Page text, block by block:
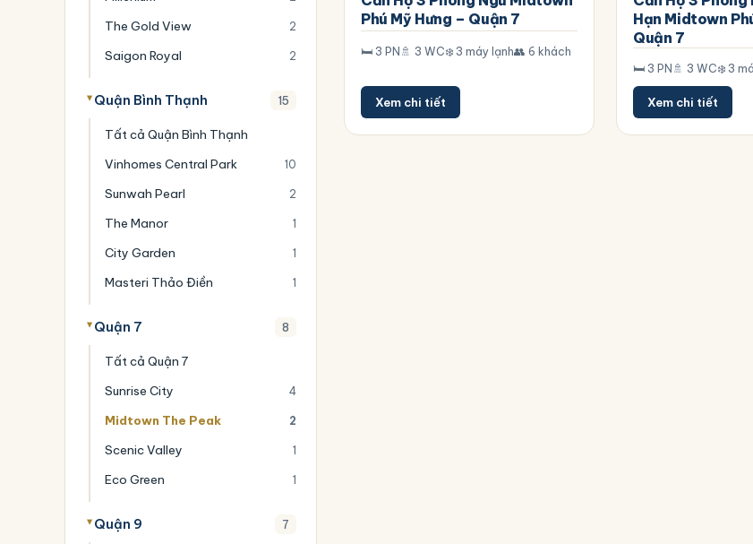
The Gold View 2
Saigon Royal 2
Quận Bình Thạnh 15
Tất cả Quận Bình Thạnh
Vinhomes Central Park
10
Sunwah Pearl 2
The Manor 1
City Garden 1
Masteri Thảo Điền 1
Quận 7 8
Tất cả Quận 7
Sunrise City
4
Midtown The Peak 2
Scenic Valley 1
Eco Green 1
Quận 9 7
Phú Mỹ Hưng – Quận 7
🛏️ 3 PN🚿 3 WC❄️ 3 máy lạnh👥 6 khách
Xem chi tiết
Hạn Midtown
Quận 7
🛏️ 3 PN🚿 3 WC❄️ 3
Xem chi tiết